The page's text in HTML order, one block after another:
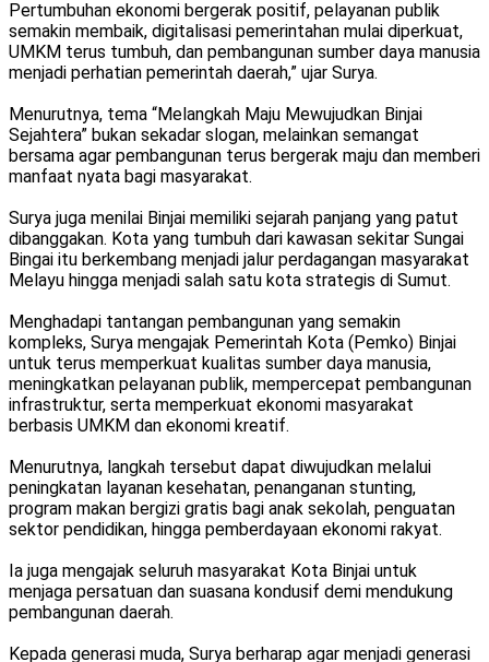
Pertumbuhan ekonomi bergerak positif, pelayanan publik
semakin membaik, digitalisasi pemerintahan mulai diperkuat,
UMKM terus tumbuh, dan pembangunan sumber daya manusia
menjadi perhatian pemerintah daerah,” ujar Surya.
Menurutnya, tema “Melangkah Maju Mewujudkan Binjai
Sejahtera” bukan sekadar slogan, melainkan semangat
bersama agar pembangunan terus bergerak maju dan memberi
manfaat nyata bagi masyarakat.
Surya juga menilai Binjai memiliki sejarah panjang yang patut
dibanggakan. Kota yang tumbuh dari kawasan sekitar Sungai
Bingai itu berkembang menjadi jalur perdagangan masyarakat
Melayu hingga menjadi salah satu kota strategis di Sumut.
Menghadapi tantangan pembangunan yang semakin
kompleks, Surya mengajak Pemerintah Kota (Pemko) Binjai
untuk terus memperkuat kualitas sumber daya manusia,
meningkatkan pelayanan publik, mempercepat pembangunan
infrastruktur, serta memperkuat ekonomi masyarakat
berbasis UMKM dan ekonomi kreatif.
Menurutnya, langkah tersebut dapat diwujudkan melalui
peningkatan layanan kesehatan, penanganan stunting,
program makan bergizi gratis bagi anak sekolah, penguatan
sektor pendidikan, hingga pemberdayaan ekonomi rakyat.
Ia juga mengajak seluruh masyarakat Kota Binjai untuk
menjaga persatuan dan suasana kondusif demi mendukung
pembangunan daerah.
Kepada generasi muda, Surya berharap agar menjadi generasi